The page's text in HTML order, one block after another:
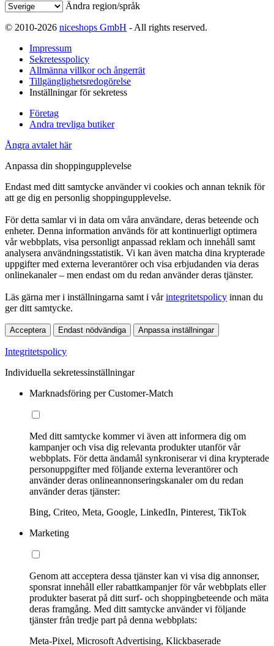
Ändra region/språk
© 2010-2026 niceshops GmbH - All rights reserved.
Impressum
Sekretesspolicy
Allmänna villkor och ångerrät
Tillgänglighetsredogörelse
Inställningar för sekretess
Företag
Andra trevliga butiker
Ångra avtalet här
Anpassa din shoppingupplevelse
Endast med ditt samtycke använder vi cookies och annan teknik för
att ge dig en personlig shoppingupplevelse.
För detta samlar vi in data om våra användare, deras beteende och
enheter. Denna information används för att kontinuerligt optimera
vår webbplats, visa personligt anpassad reklam och innehåll samt
analysera användningsstatistik. Vi kan även matcha dina krypterade
uppgifter med externa leverantörer och visa erbjudanden via deras
onlinekanaler – men endast om du redan använder deras tjänster.
Läs gärna mer i inställningarna samt i vårintegritetspolicy innan du
ger ditt samtycke.
Acceptera Endast nödvändiga Anpassa inställningar
Integritetspolicy
Individuella sekretessinställningar
Marknadsföring per Customer-Match
Med ditt samtycke kommer vi även att informera dig om
kampanjer och visa dig relevanta produkter utanför vår
webbplats. För detta ändamål synkroniserar vi dina krypterade
personuppgifter med följande externa leverantörer och
använder deras onlineannonseringskanaler om du redan
använder deras tjänster:
Bing, Criteo, Meta, Google, LinkedIn, Pinterest, TikTok
Marketing
Genom att acceptera dessa tjänster kan vi visa dig annonser,
sponsrat innehåll eller rabattkampanjer för vår webbplats eller
produkter baserat på ditt surf- och shoppingbeteende och mäta
deras framgång. Med ditt samtycke använder vi följande
tjänster från tredje part på denna webbplats:
Meta-Pixel, Microsoft Advertising, Klickbaserade